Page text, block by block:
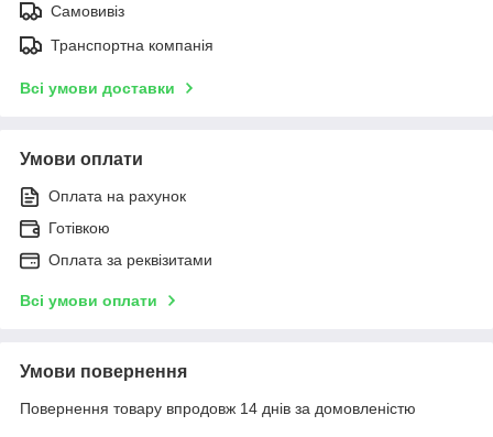
Самовивіз
Транспортна компанія
Всі умови доставки
Умови оплати
Оплата на рахунок
Готівкою
Оплата за реквізитами
Всі умови оплати
Умови повернення
Повернення товару впродовж 14 днів за домовленістю